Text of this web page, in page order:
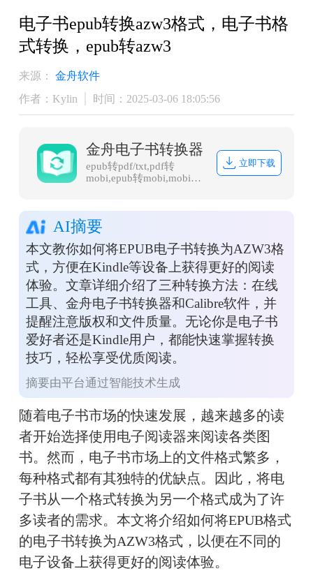
​电子书epub转换azw3格式，电子书格
式转换，epub转azw3
来源：
金舟软件
作者：Kylin
时间：2025-03-06 18:05:56
金舟电子书转换器
epub转pdf/txt,pdf转
mobi,epub转mobi,mobi转
立即下载
AI摘要
本文教你如何将EPUB电子书转换为AZW3格
式，方便在Kindle等设备上获得更好的阅读
体验。文章详细介绍了三种转换方法：在线
工具、金舟电子书转换器和Calibre软件，并
提醒注意版权和文件质量。无论你是电子书
爱好者还是Kindle用户，都能快速掌握转换
技巧，轻松享受优质阅读。
摘要由平台通过智能技术生成
随着电子书市场的快速发展，越来越多的读
者开始选择使用电子阅读器来阅读各类图
书。然而，电子书市场上的文件格式繁多，
每种格式都有其独特的优缺点。因此，将电
子书从一个格式转换为另一个格式成为了许
多读者的需求。本文将介绍如何将EPUB格式
的电子书转换为AZW3格式，以便在不同的
电子设备上获得更好的阅读体验。